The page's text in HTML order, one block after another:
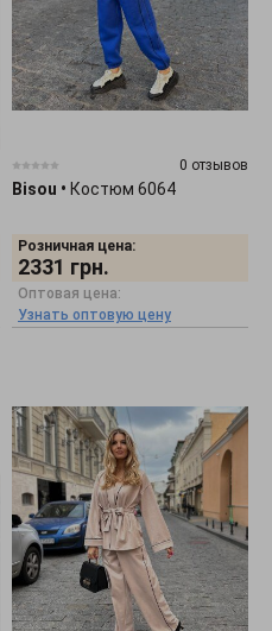
0 отзывов
Bisou • Костюм 6064
Розничная цена:
2331 грн.
Оптовая цена:
Узнать оптовую цену